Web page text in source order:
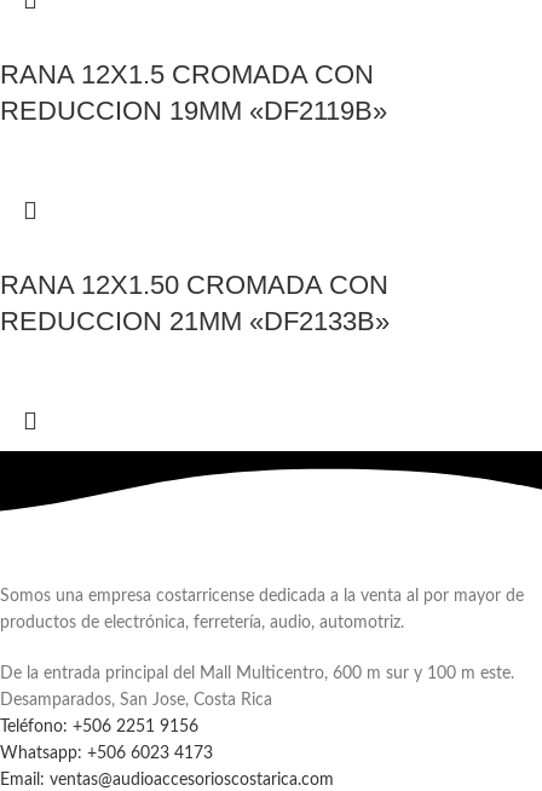
RANA 12X1.5 CROMADA CON
REDUCCION 19MM «DF2119B»
RANA 12X1.50 CROMADA CON
REDUCCION 21MM «DF2133B»
Somos una empresa costarricense dedicada a la venta al por mayor de
productos de electrónica, ferretería, audio, automotriz.
De la entrada principal del Mall Multicentro, 600 m sur y 100 m este.
Desamparados, San Jose, Costa Rica
Teléfono: +506 2251 9156
Whatsapp: +506 6023 4173
Email: ventas@audioaccesorioscostarica.com